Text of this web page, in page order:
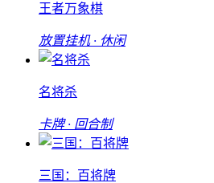
王者万象棋
放置挂机 · 休闲
名将杀
卡牌 · 回合制
三国：百将牌